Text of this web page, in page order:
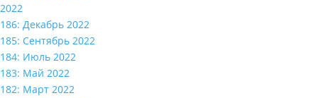
2022
186: Декабрь 2022
185: Сентябрь 2022
184: Июль 2022
183: Май 2022
182: Март 2022